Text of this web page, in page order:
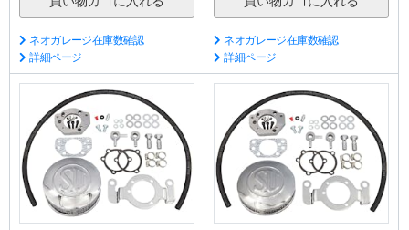
ネオガレージ在庫数確認
詳細ページ
ネオガレージ在庫数確認
詳細ページ